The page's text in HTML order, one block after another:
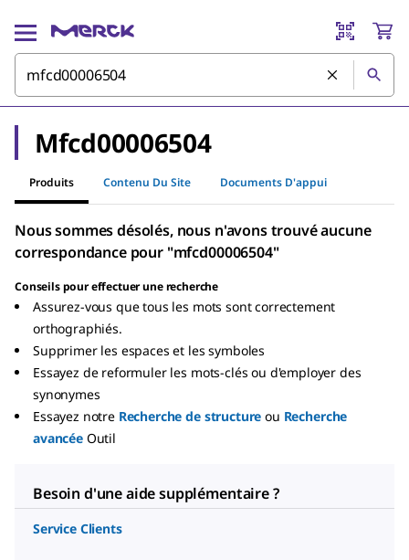
Mfcd00006504
Produits Contenu Du Site Documents D'appui
Nous sommes désolés, nous n'avons trouvé aucune
correspondance pour "mfcd00006504"
Conseils pour effectuer une recherche
Assurez-vous que tous les mots sont correctement
orthographiés.
Supprimer les espaces et les symboles
Essayez de reformuler les mots-clés ou d'employer des
synonymes
Essayez notre Recherche de structure ou Recherche
avancée Outil
Besoin d'une aide supplémentaire ?
Service Clients